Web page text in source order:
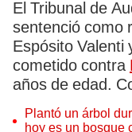
El Tribunal de
sentenció como
Espósito Valenti
cometido contra
años de edad.
Plantó un árbol
hoy es un bosque